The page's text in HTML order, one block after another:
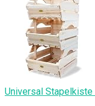
Universal